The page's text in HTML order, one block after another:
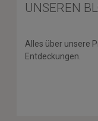
UNSEREN
Alles über unsere
Entdeckungen.